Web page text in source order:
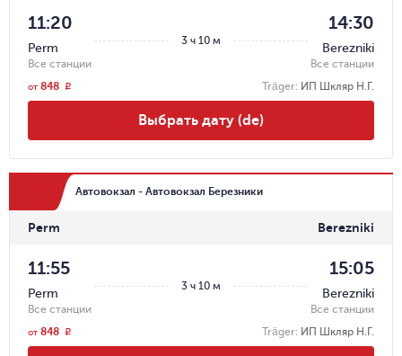
3 ч 10 м
11:20
Perm
Все станции
14:30
Berezniki
Все станции
Träger: ИП Шкляр Н.Г.
от 848 r
Выбрать дату (de)
Автовокзал - Автовокзал Березники
Perm Berezniki
3 ч 10 м
11:55
Perm
Все станции
15:05
Berezniki
Все станции
Träger: ИП Шкляр Н.Г.
от 848 r